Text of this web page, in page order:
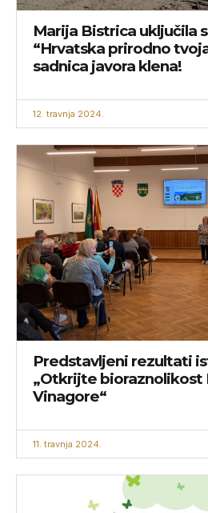
Marija Bistrica uključila
“Hrvatska prirodno
sadnica javora klena!
12. travnja 2024.
Predstavljeni rezultati
„Otkrijte bioraznolikost
Vinagore“
11. travnja 2024.